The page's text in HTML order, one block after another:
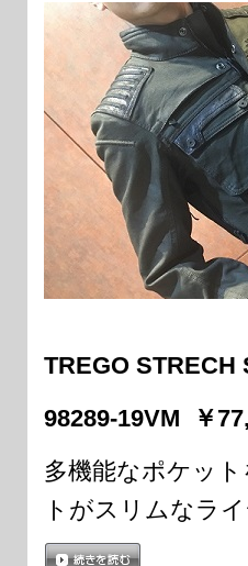
TREGO STRECH
98289-19VM ￥
多機能なポケッ
トがスリムなラ